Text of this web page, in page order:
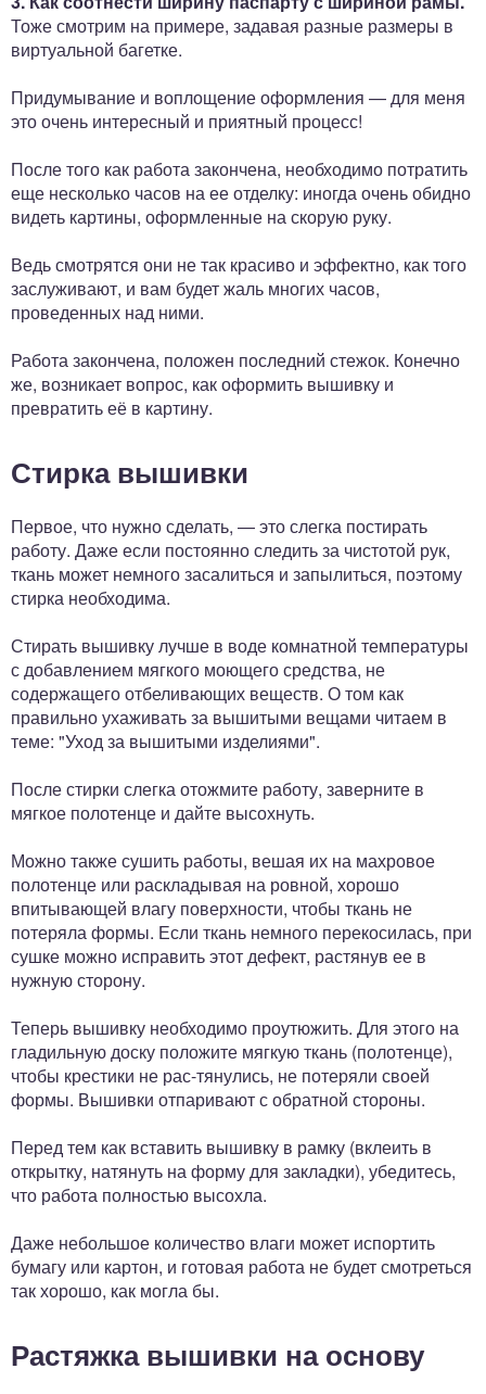
Тоже смотрим на примере, задавая разные размеры в
виртуальной багетке.
Придумывание и воплощение оформления — для меня
это очень интересный и приятный процесс!
После того как работа закончена, необходимо потратить
еще несколько часов на ее отделку: иногда очень обидно
видеть картины, оформленные на скорую руку.
Ведь смотрятся они не так красиво и эффектно, как того
заслуживают, и вам будет жаль многих часов,
проведенных над ними.
Работа закончена, положен последний стежок. Конечно
же, возникает вопрос, как оформить вышивку и
превратить её в картину.
Стирка вышивки
Первое, что нужно сделать, — это слегка постирать
работу. Даже если постоянно следить за чистотой рук,
ткань может немного засалиться и запылиться, поэтому
стирка необходима.
Стирать вышивку лучше в воде комнатной температуры
с добавлением мягкого моющего средства, не
содержащего отбеливающих веществ. О том как
правильно ухаживать за вышитыми вещами читаем в
теме: "Уход за вышитыми изделиями".
После стирки слегка отожмите работу, заверните в
мягкое полотенце и дайте высохнуть.
Можно также сушить работы, вешая их на махровое
полотенце или раскладывая на ровной, хорошо
впитывающей влагу поверхности, чтобы ткань не
потеряла формы. Если ткань немного перекосилась, при
сушке можно исправить этот дефект, растянув ее в
нужную сторону.
Теперь вышивку необходимо проутюжить. Для этого на
гладильную доску положите мягкую ткань (полотенце),
чтобы крестики не рас-тянулись, не потеряли своей
формы. Вышивки отпаривают с обратной стороны.
Перед тем как вставить вышивку в рамку (вклеить в
открытку, натянуть на форму для закладки), убедитесь,
что работа полностью высохла.
Даже небольшое количество влаги может испортить
бумагу или картон, и готовая работа не будет смотреться
так хорошо, как могла бы.
Растяжка вышивки на основу